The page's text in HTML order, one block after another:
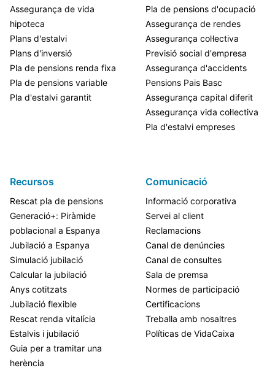
Assegurança de vida
hipoteca
Plans d'estalvi
Plans d'inversió
Pla de pensions renda fixa
Pla de pensions variable
Pla d'estalvi garantit
Pla de pensions d'ocupació
Assegurança de rendes
Assegurança col·lectiva
Previsió social d'empresa
Assegurança d'accidents
Pensions Pais Basc
Assegurança capital diferit
Assegurança vida col·lectiva
Pla d'estalvi empreses
Recursos
Rescat pla de pensions
Generació+: Piràmide
poblacional a Espanya
Jubilació a Espanya
Simulació jubilació
Calcular la jubilació
Anys cotitzats
Jubilació flexible
Rescat renda vitalícia
Estalvis i jubilació
Guia per a tramitar una
herència
Comunicació
Informació corporativa
Servei al client
Reclamacions
Canal de denúncies
Canal de consultes
Sala de premsa
Normes de participació
Certificacions
Treballa amb nosaltres
Políticas de VidaCaixa